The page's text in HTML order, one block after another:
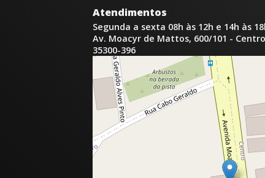
Atendimentos
Segunda a sexta 08h às 12h e 14h às
Av. Moacyr de Mattos, 600/101 -
35300-396